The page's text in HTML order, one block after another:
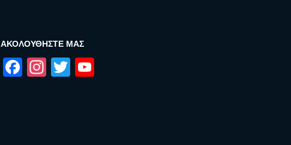
ΑΚΟΛΟΥΘΉΣΤΕ ΜΑΣ
Facebook
Instagram
Twitter